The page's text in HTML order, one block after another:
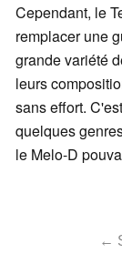
Cependant, le
remplacer une
grande variété
leurs
sans effort.
quelques
le Melo-D
←